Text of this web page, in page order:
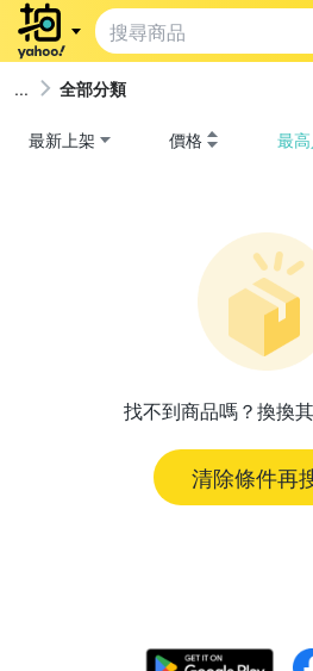
全部分類
最新上架 價格 最
找不到商品嗎？換換
清除條件再